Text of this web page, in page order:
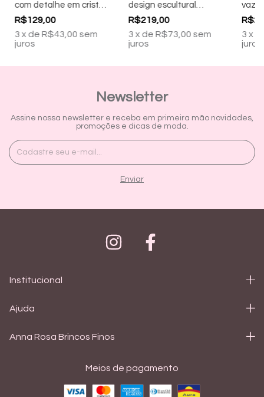
com detalhe em cristal
banhado a ouro 18k
R$129,00
3 x de R$43,00 sem
juros
design escultural
Banhado a ouro 18k
R$219,00
3 x de R$73,00 sem
juros
ouro
3 x
juros
Newsletter
Assine nossa newsletter e receba em primeira mão novidades,
promoções e dicas de moda.
Institucional
Ajuda
Anna Rosa Brincos Finos
Meios de pagamento